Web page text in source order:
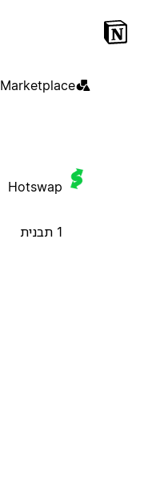
Marketplace
Hotswap
1 תבנית